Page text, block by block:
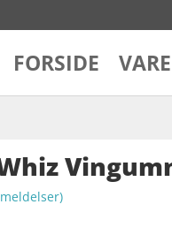
FORSIDE